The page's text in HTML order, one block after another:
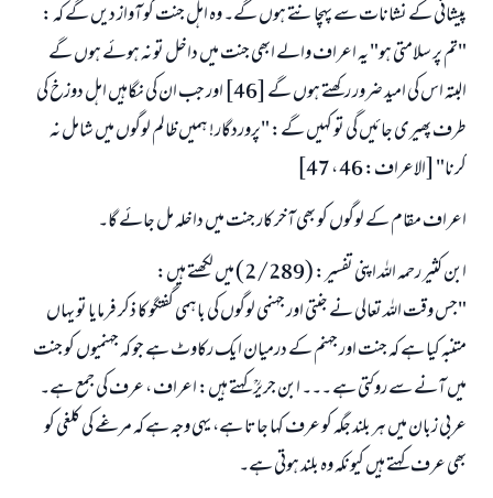
پیشانی کے نشانات سے پہچانتے ہوں گے۔ وہ اہل جنت کو آواز دیں گے کہ :
"تم پر سلامتی ہو" یہ اعراف والے ابھی جنت میں داخل تو نہ ہوئے ہوں گے
البتہ اس کی امید ضرور رکھتے ہوں گے [46] اور جب ان کی نگاہیں اہل دوزخ کی
طرف پھیری جائیں گی تو کہیں گے: "پروردگار! ہمیں ظالم لوگوں میں شامل نہ
کرنا" [الاعراف: 46 ، 47]
اعراف مقام کے لوگوں کو بھی آخر کار جنت میں داخلہ مل جائے گا۔
ابن کثیر رحمہ اللہ اپنی تفسیر: (2/289) میں لکھتے ہیں:
"جس وقت اللہ تعالی نے جنتی اور جہنمی لوگوں کی باہمی گفتگو کا ذکر فرمایا تو یہاں
متنبہ کیا ہے کہ جنت اور جہنم کے درمیان ایک رکاوٹ ہے جو کہ جہنمیوں کو جنت
میں آنے سے روکتی ہے ۔۔۔ ابن جریرؒ کہتے ہیں: اعراف ، عرف کی جمع ہے۔
عربی زبان میں ہر بلند جگہ کو عرف کہا جاتا ہے، یہی وجہ ہے کہ مرغے کی کلغی کو
بھی عرف کہتے ہیں کیونکہ وہ بلند ہوتی ہے۔